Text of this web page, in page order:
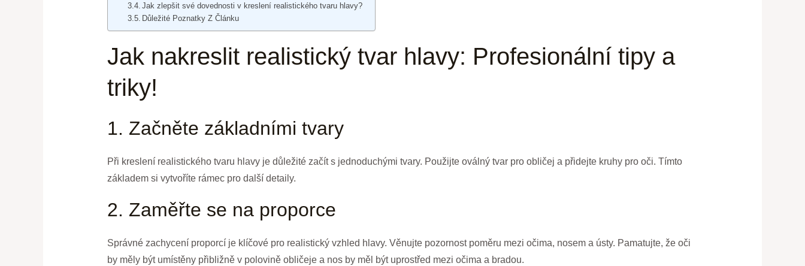
Jak zlepšit své dovednosti v kreslení realistického tvaru hlavy?
Důležité Poznatky Z Článku
Jak nakreslit realistický tvar hlavy: Profesionální tipy a
triky!
1. Začněte základními tvary
Při kreslení realistického tvaru hlavy je důležité začít s jednoduchými tvary. Použijte oválný tvar pro obličej a přidejte kruhy pro oči. Tímto
základem si vytvoříte rámec pro další detaily.
2. Zaměřte se na proporce
Správné zachycení proporcí je klíčové pro realistický vzhled hlavy. Věnujte pozornost poměru mezi očima, nosem a ústy. Pamatujte, že oči
by měly být umístěny přibližně v polovině obličeje a nos by měl být uprostřed mezi očima a bradou.